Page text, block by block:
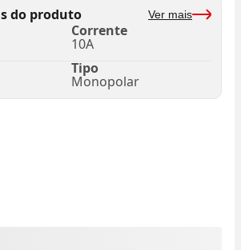
do produto Ver mais
Corrente
10A
Tipo
Monopolar